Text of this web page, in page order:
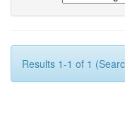
Results 1-1 of 1